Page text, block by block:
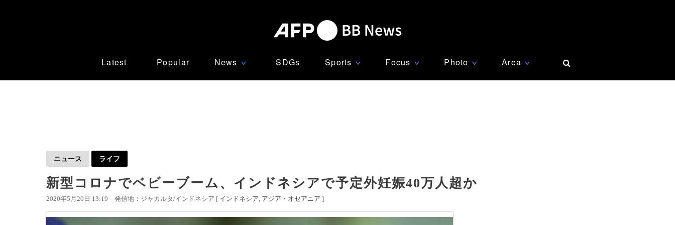
Latest Popular News ∨ SDGs Sports ∨ Focus ∨ Photo ∨ Area ∨
ニュース ライフ
新型コロナでベビーブーム、インドネシアで予定外妊娠40万人超か
2020年5月20日 13:19 発信地：ジャカルタ/インドネシア [ インドネシア アジア・オセアニア ]